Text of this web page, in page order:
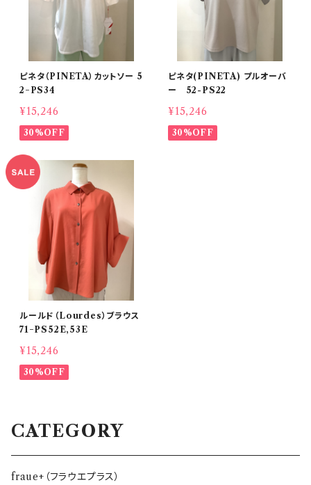
ピネタ（PINETA）カットソー 5
2−PS34
¥15,246
30%OFF
ピネタ(PINETA) プルオーバ
ー 52-PS22
¥15,246
30%OFF
ルールド（Lourdes）ブラウス
71−PS52E,53E
¥15,246
30%OFF
CATEGORY
fraue+（フラウエプラス）